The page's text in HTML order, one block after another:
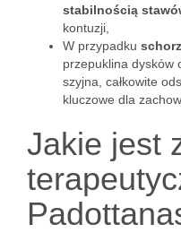
stabilnością
kontuzji,
W przypadku
przepuklina dysków
szyjna, całkowite
kluczowe dla
Jakie jest